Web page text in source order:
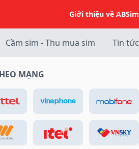
Giới thiệu về ABSim
Cầm sim - Thu mua sim Tin tức
MẠNG